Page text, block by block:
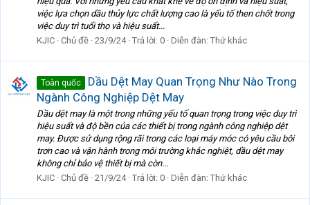
việc lựa chọn dầu thủy lực chất lượng cao là yếu tố then chốt trong
việc duy trì tuổi thọ và hiệu suất...
KJIC Chủ đề 23/9/24 Trả lời: 0 Diễn đàn: Thứ khác
Toàn quốc
Dầu Dệt May Quan Trọng Như Nào Trong
Ngành Công Nghiệp Dệt May
Dầu dệt may là một trong những yếu tố quan trọng trong việc duy trì
hiệu suất và độ bền của các thiết bị trong ngành công nghiệp dệt
may. Được sử dụng rộng rãi trong các loại máy móc có yêu cầu bôi
trơn cao và vận hành trong môi trường khắc nghiệt, dầu dệt may
không chỉ bảo vệ thiết bị mà còn...
KJIC Chủ đề 21/9/24 Trả lời: 0 Diễn đàn: Thứ khác